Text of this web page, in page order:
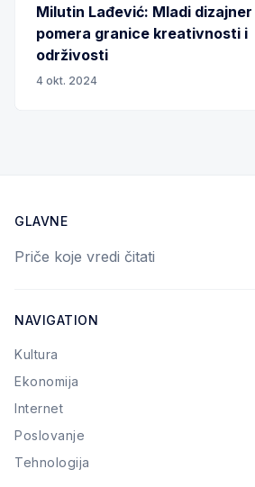
Milutin Lađević: Mladi
pomera granice kreativnosti i
održivosti
4 okt. 2024
GLAVNE
Priče koje vredi čitati
NAVIGATION
Kultura
Ekonomija
Internet
Poslovanje
Tehnologija